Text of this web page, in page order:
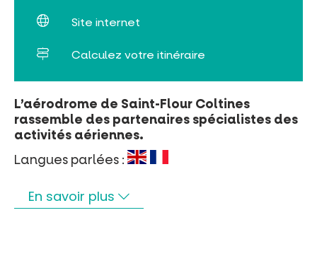
L’aérodrome de Saint-Flour Coltines
rassemble des partenaires spécialistes des
activités aériennes.
Langues parlées :
En savoir plus
Site internet
Calculez votre itinéraire